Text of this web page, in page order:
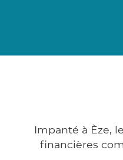
Impanté à Èze,
financières